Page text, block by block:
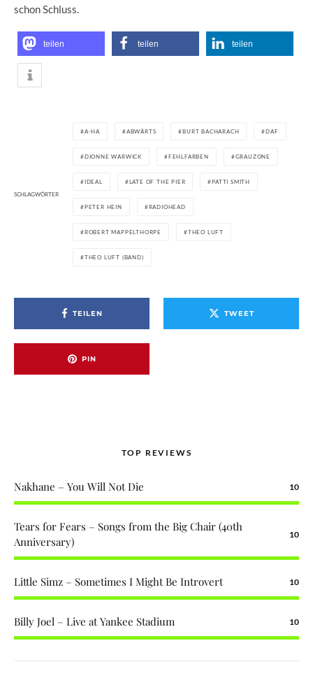
schon Schluss.
teilen teilen teilen
SCHLAGWÖRTER
A-HA ABWÄRTS BURT BACHARACH DAF
DIONNE WARWICK FEHLFARBEN GRAUZONE
IDEAL LATE OF THE PIER PATTI SMITH
PETER HEIN RADIOHEAD
ROBERT MAPPELTHORPE THEO LUFT
THEO LUFT (BAND)
TEILEN TWEET
PIN
TOP REVIEWS
Nakhane – You Will Not Die 10
Tears for Fears – Songs from the Big Chair (40th
Anniversary)
10
Little Simz – Sometimes I Might Be Introvert 10
Billy Joel – Live at Yankee Stadium 10